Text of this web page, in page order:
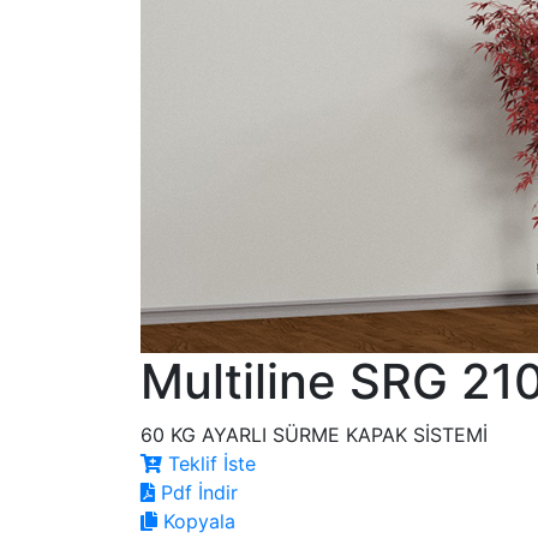
Multiline SRG
60 KG AYARLI SÜRME KAPAK SİSTEMİ
Teklif İste
Pdf İndir
Kopyala